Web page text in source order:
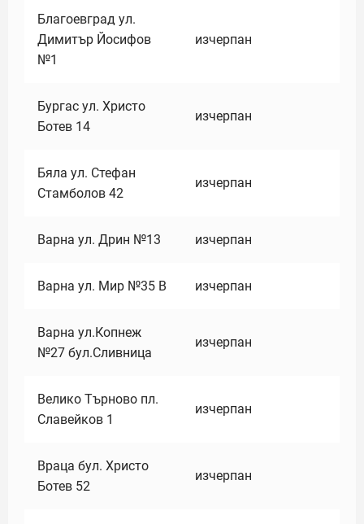
Благоевград ул.
Димитър Йосифов
№1
изчерпан
Бургас ул. Христо
Ботев 14
изчерпан
Бяла ул. Стефан
Стамболов 42
изчерпан
Варна ул. Дрин №13 изчерпан
Варна ул. Мир №35 В изчерпан
Варна ул.Копнеж
№27 бул.Сливница
изчерпан
Велико Търново пл.
Славейков 1
изчерпан
Враца бул. Христо
Ботев 52
изчерпан